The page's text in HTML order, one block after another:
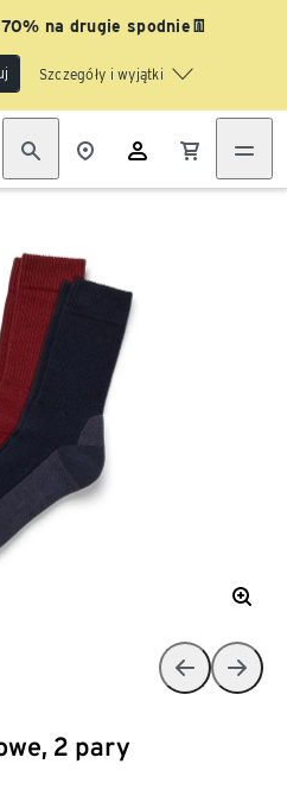
na drugie spodnie👖
Szczegóły i wyjątki
2 pary